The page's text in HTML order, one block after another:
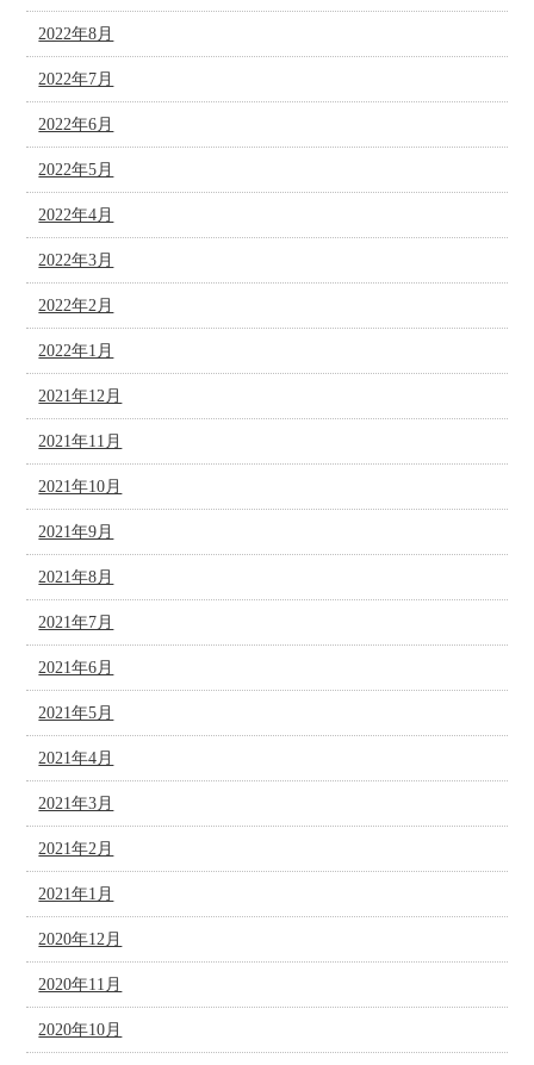
2022年8月
2022年7月
2022年6月
2022年5月
2022年4月
2022年3月
2022年2月
2022年1月
2021年12月
2021年11月
2021年10月
2021年9月
2021年8月
2021年7月
2021年6月
2021年5月
2021年4月
2021年3月
2021年2月
2021年1月
2020年12月
2020年11月
2020年10月